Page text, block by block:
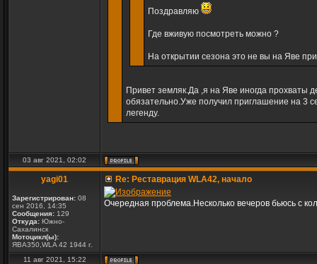
Поздравляю
Где вживую посмотреть можно ?
На открытии сезона это не вы на Яве
Привет земляк.Да ,я на Яве иногда
обязательно.Уже получил приглашение на 3
легенду.
03 авг 2021, 02:02
yagi01
Зарегистрирован: 08
сен 2016, 14:35
Сообщения: 129
Откуда: Южно-
Сахалинск
Мотоцикл(ы):
ЯВА350,WLA 42 1944 г.
Re: Реставрация WLA42, начало
Очередная проблема.Несколько вечеров бьюсь с
11 авг 2021, 15:22